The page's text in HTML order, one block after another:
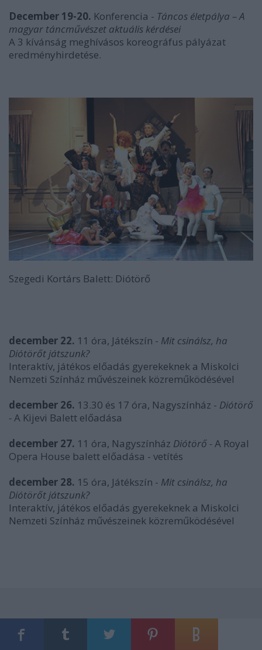
December 19-20. Konferencia - Táncos életpálya – A
magyar táncművészet aktuális kérdései
A 3 kívánság meghívásos koreográfus pályázat
eredményhirdetése.
Szegedi Kortárs Balett: Diótörő
december 22. 11 óra, Játékszín - Mit csinálsz, ha
Diótörőt játszunk?
Interaktív, játékos előadás gyerekeknek a Miskolci
Nemzeti Színház művészeinek közreműködésével
december 26. 13.30 és 17 óra, Nagyszínház - Diótörő
-A Kijevi Balett előadása
december 27. 11 óra, Nagyszínház Diótörő -A Royal
Opera House balett előadása - vetítés
december 28. 15 óra, Játékszín - Mit csinálsz, ha
Diótörőt játszunk?
Interaktív, játékos előadás gyerekeknek a Miskolci
Nemzeti Színház művészeinek közreműködésével